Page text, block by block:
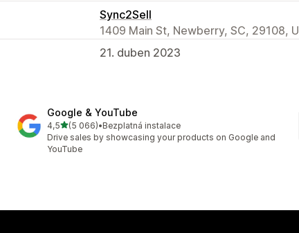
Sync2Sell
1409 Main St, Newberry, SC, 29108,
21. duben 2023
Google & YouTube
4,5z 5 hvězd
(5 066)
Celkový počet recenzí: 5066
•Bezplatná instalace
Drive sales by showcasing your products on Google and
YouTube